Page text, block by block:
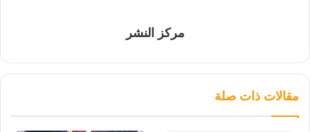
مركز النشر
مقالات ذات صلة